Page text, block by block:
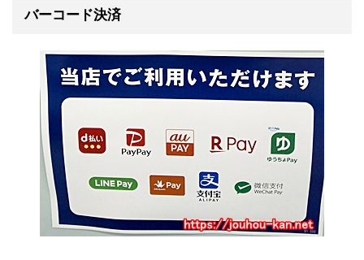
バーコード決済